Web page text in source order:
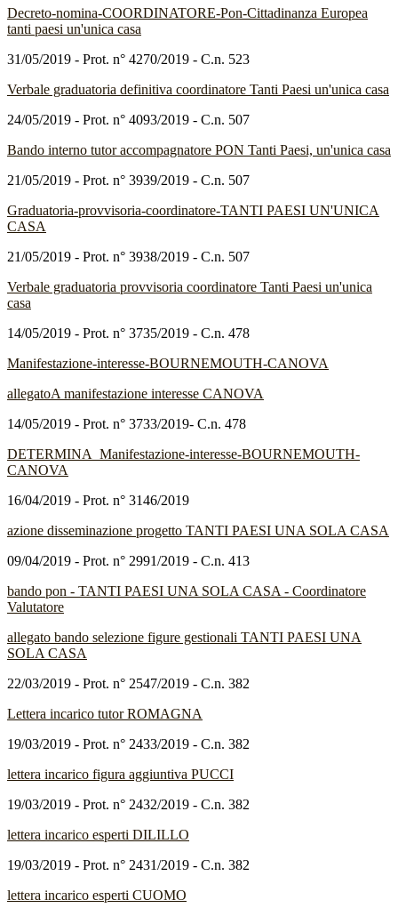
Decreto-nomina-COORDINATORE-Pon-Cittadinanza Europea
tanti paesi un'unica casa
31/05/2019 - Prot. n° 4270/2019 - C.n. 523
Verbale graduatoria definitiva coordinatore Tanti Paesi un'unica casa
24/05/2019 - Prot. n° 4093/2019 - C.n. 507
Bando interno tutor accompagnatore PON Tanti Paesi, un'unica casa
21/05/2019 - Prot. n° 3939/2019 - C.n. 507
Graduatoria-provvisoria-coordinatore-TANTI PAESI UN'UNICA
CASA
21/05/2019 - Prot. n° 3938/2019 - C.n. 507
Verbale graduatoria provvisoria coordinatore Tanti Paesi un'unica
casa
14/05/2019 - Prot. n° 3735/2019 - C.n. 478
Manifestazione-interesse-BOURNEMOUTH-CANOVA
allegatoA manifestazione interesse CANOVA
14/05/2019 - Prot. n° 3733/2019- C.n. 478
DETERMINA_Manifestazione-interesse-BOURNEMOUTH-
CANOVA
16/04/2019 - Prot. n° 3146/2019
azione disseminazione progetto TANTI PAESI UNA SOLA CASA
09/04/2019 - Prot. n° 2991/2019 - C.n. 413
bando pon - TANTI PAESI UNA SOLA CASA - Coordinatore
Valutatore
allegato bando selezione figure gestionali TANTI PAESI UNA
SOLA CASA
22/03/2019 - Prot. n° 2547/2019 - C.n. 382
Lettera incarico tutor ROMAGNA
19/03/2019 - Prot. n° 2433/2019 - C.n. 382
lettera incarico figura aggiuntiva PUCCI
19/03/2019 - Prot. n° 2432/2019 - C.n. 382
lettera incarico esperti DILILLO
19/03/2019 - Prot. n° 2431/2019 - C.n. 382
lettera incarico esperti CUOMO